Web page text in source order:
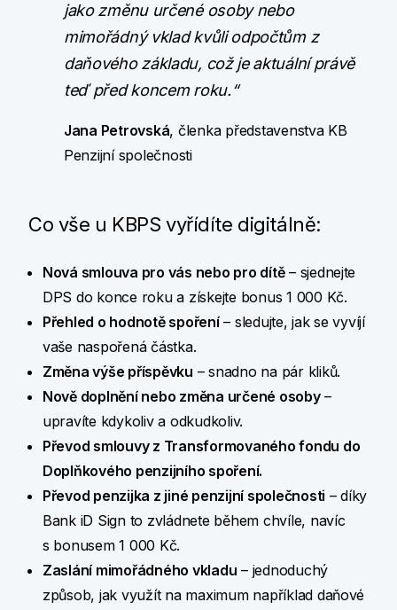
jako změnu určené osoby nebo
mimořádný vklad kvůli odpočtům z
daňového základu, což je aktuální právě
teď před koncem roku.“
Jana Petrovská, členka představenstva KB
Penzijní společnosti
Co vše u KBPS vyřídíte digitálně:
Nová smlouva pro vás nebo pro dítě– sjednejte
DPS do konce roku a získejte bonus 1 000 Kč.
Přehled o hodnotě spoření– sledujte, jak se vyvíjí
vaše naspořená částka.
Změna výše příspěvku – snadno na pár kliků.
Nově doplnění nebo změna určené osoby–
upravíte kdykoliv a odkudkoliv.
Převod smlouvy z Transformovaného fondu do
Doplňkového penzijního spoření.
Převod penzijka z jiné penzijní společnosti – díky
Bank iD Sign to zvládnete během chvíle, navíc
s bonusem 1 000 Kč.
Zaslání mimořádného vkladu – jednoduchý
způsob, jak využít na maximum například daňové